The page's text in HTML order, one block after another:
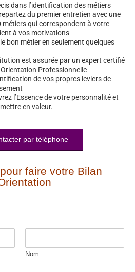
dans l’identification des métiers
du premier entretien avec une
métiers qui correspondent à votre
à vos motivations
bon métier en seulement quelques
est assurée par un expert certifié
Professionnelle
de vos propres leviers de
l’Essence de votre personnalité et
en valeur.
par téléphone
faire votre Bilan
Nom